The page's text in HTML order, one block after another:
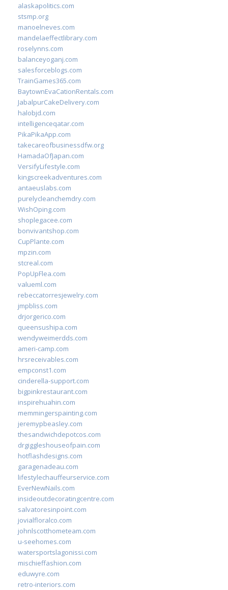
alaskapolitics.com
stsmp.org
manoelneves.com
mandelaeffectlibrary.com
roselynns.com
balanceyoganj.com
salesforceblogs.com
TrainGames365.com
BaytownEvaCationRentals.com
JabalpurCakeDelivery.com
halobjd.com
intelligenceqatar.com
PikaPikaApp.com
takecareofbusinessdfw.org
HamadaOfJapan.com
VersifyLifestyle.com
kingscreekadventures.com
antaeuslabs.com
purelycleanchemdry.com
WishOping.com
shoplegacee.com
bonvivantshop.com
CupPlante.com
mpzin.com
stcreal.com
PopUpFlea.com
valueml.com
rebeccatorresjewelry.com
jmpbliss.com
drjorgerico.com
queensushipa.com
wendyweimerdds.com
ameri-camp.com
hrsreceivables.com
empconst1.com
cinderella-support.com
bigpinkrestaurant.com
inspirehuahin.com
memmingerspainting.com
jeremypbeasley.com
thesandwichdepotcos.com
drgiggleshouseofpain.com
hotflashdesigns.com
garagenadeau.com
lifestylechauffeurservice.com
EverNewNails.com
insideoutdecoratingcentre.com
salvatoresinpoint.com
jovialfloralco.com
johnlscotthometeam.com
u-seehomes.com
watersportslagonissi.com
mischieffashion.com
eduwyre.com
retro-interiors.com